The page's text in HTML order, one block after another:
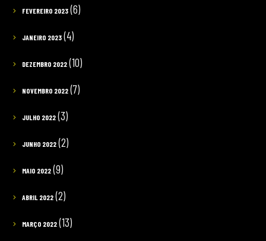
FEVEREIRO 2023(6)
JANEIRO 2023(4)
DEZEMBRO 2022(10)
NOVEMBRO 2022(7)
JULHO 2022(3)
JUNHO 2022(2)
MAIO 2022(9)
ABRIL 2022(2)
MARÇO 2022(13)